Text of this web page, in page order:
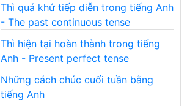
Thì quá khứ tiếp diễn trong tiếng Anh
- The past continuous tense
Thì hiện tại hoàn thành trong tiếng
Anh - Present perfect tense
Những cách chúc cuối tuần bằng
tiếng Anh